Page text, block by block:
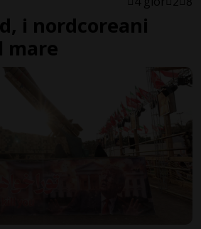
i nordcoreani
mare